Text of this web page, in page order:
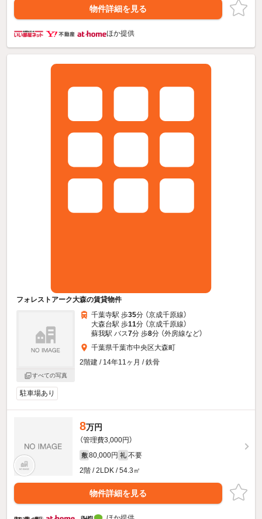
物件詳細を見る
ほか提供
フォレストアーク大森の賃貸物件
すべての写真
千葉寺駅 歩35分 （京成千原線）
大森台駅 歩11分 （京成千原線）
蘇我駅 バス7分 歩8分 （外房線など）
千葉県千葉市中央区大森町
2階建 / 14年11ヶ月 / 鉄骨
駐車場あり
8万円
（管理費3,000円）
敷 80,000円 礼 不要
2階 / 2LDK / 54.3㎡
物件詳細を見る